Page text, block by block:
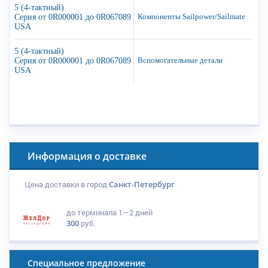
5 (4-тактный)
Серия от 0R000001 до 0R067089
USA
Компоненты Sailpower/Sailmate
5 (4-тактный)
Серия от 0R000001 до 0R067089
USA
Вспомогательные детали
Информация о доставке
Цена доставки в городСанкт-Петербург
до терминала 1—2 дней
300 руб.
Специальное предложение